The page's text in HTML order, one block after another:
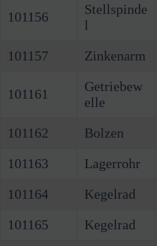
101156
Stellspinde
l
101157 Zinkenarm
101161
Getriebew
elle
101162 Bolzen
101163
Lagerrohr
101164
Kegelrad
101165
Kegelrad